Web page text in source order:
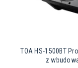
TOA HS-1500BT
z